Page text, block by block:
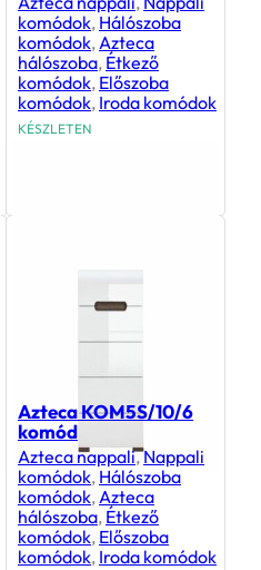
komódok, Hálószoba
komódok,Azteca
hálószoba, Étkező
komódok, Előszoba
komódok, Iroda komódok
KÉSZLETEN
Azteca KOM5S/10/6
komód
Azteca nappali,Nappali
komódok, Hálószoba
komódok,Azteca
hálószoba, Étkező
komódok, Előszoba
komódok, Iroda komódok